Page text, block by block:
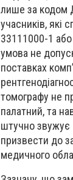
лише за кодом
учасників, які
33111000-1
умова не
поставках
томографу не
палатний, та
штучно звужує
призвести до
медичного